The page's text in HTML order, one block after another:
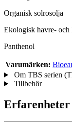
Organisk solrosolja
Ekologisk havre- och
Panthenol
Varumärken:
Om TBS serien
Tillbehör